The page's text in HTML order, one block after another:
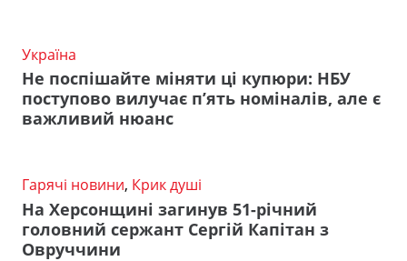
Україна
Не поспішайте міняти ці купюри: НБУ
поступово вилучає п’ять номіналів, але є
важливий нюанс
Гарячі новини, Крик душі
На Херсонщині загинув 51-річний
головний сержант Сергій Капітан з
Овруччини